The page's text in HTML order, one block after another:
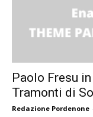
Paolo Fresu
Tramonti di
Redazione Pordenone